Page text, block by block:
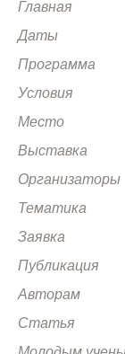
Главная
Даты
Программа
Условия
Место
Выставка
Организаторы
Тематика
Заявка
Публикация
Авторам
Статья